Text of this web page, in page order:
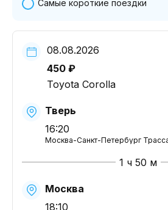
Самые короткие поездки
08.08.2026
450 ₽
Toyota Corolla
Тверь
16:20
Москва-Санкт-Петербург
1 ч 50 м
Москва
18:10